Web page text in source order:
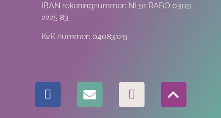
IBAN rekeningnummer: NL91 RABO 0309
2225 83
KvK nummer: 04083129